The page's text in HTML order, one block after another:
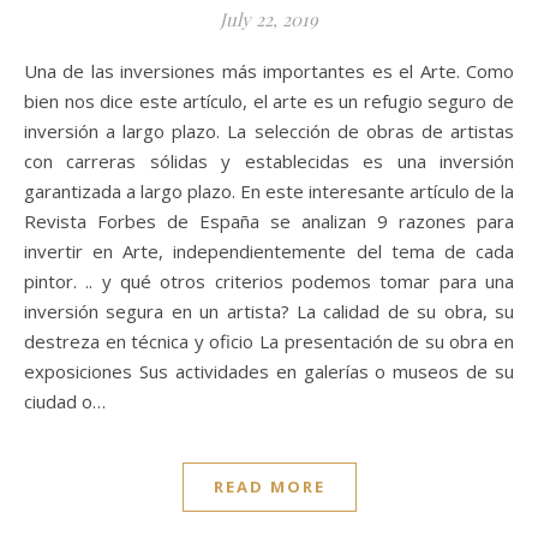
July 22, 2019
Una de las inversiones más importantes es el Arte. Como
bien nos dice este artículo, el arte es un refugio seguro de
inversión a largo plazo. La selección de obras de artistas
con carreras sólidas y establecidas es una inversión
garantizada a largo plazo. En este interesante artículo de la
Revista Forbes de España se analizan 9 razones para
invertir en Arte, independientemente del tema de cada
pintor. .. y qué otros criterios podemos tomar para una
inversión segura en un artista? La calidad de su obra, su
destreza en técnica y oficio La presentación de su obra en
exposiciones Sus actividades en galerías o museos de su
ciudad o…
READ MORE